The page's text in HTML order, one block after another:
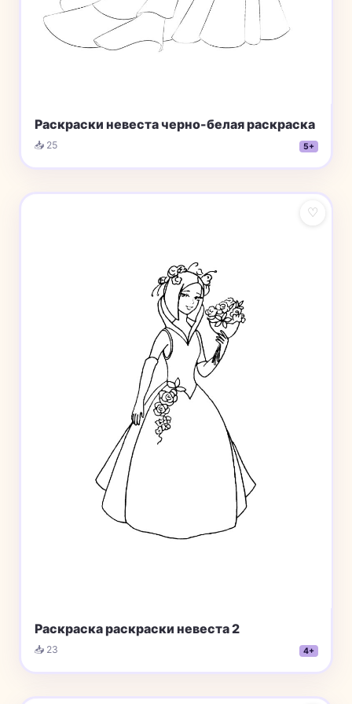
Раскраски невеста черно-белая раскраска
📥 25 5+
♡
Раскраска раскраски невеста 2
📥 23 4+